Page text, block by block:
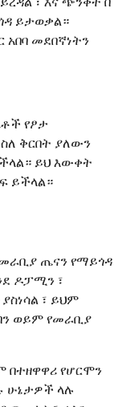
ይታወቃል።
አበባ መደበኛነትን
የፆታ
ቅርበት ያለውን
ይህ እውቀት
ይችላል።
ጤናን የማይጎዳ
ዶፓሚን ፣
፣ ይህም
ወይም የመራቢያ
በተዘዋዋሪ የሆርሞን
ሁኔታዎች ላሉ